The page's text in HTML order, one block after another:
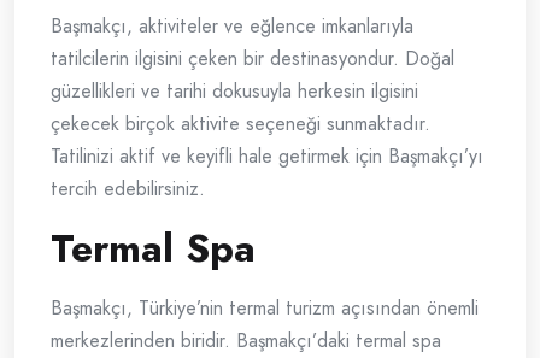
Başmakçı, aktiviteler ve eğlence imkanlarıyla
tatilcilerin ilgisini çeken bir destinasyondur. Doğal
güzellikleri ve tarihi dokusuyla herkesin ilgisini
çekecek birçok aktivite seçeneği sunmaktadır.
Tatilinizi aktif ve keyifli hale getirmek için Başmakçı’yı
tercih edebilirsiniz.
Termal Spa
Başmakçı, Türkiye’nin termal turizm açısından önemli
merkezlerinden biridir. Başmakçı’daki termal spa